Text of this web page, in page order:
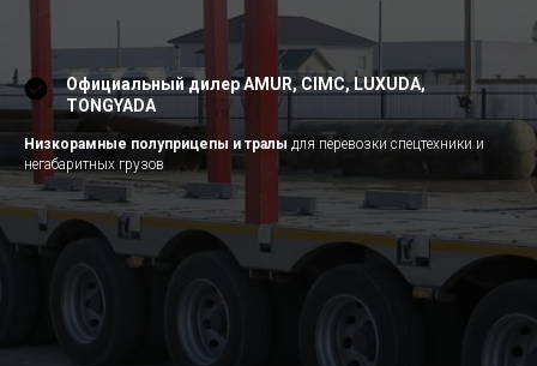
Официальный дилер AMUR, CIMC, LUXUDA,
TONGYADA
Низкорамные полуприцепы и тралы для перевозки спецтехники и
негабаритных грузов